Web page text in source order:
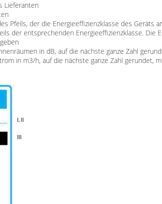
Lieferanten
Pfeils, der die Energieeffizienzklasse des Geräts
der entsprechenden Energieeffizienzklasse. Die
in dB, auf die nächste ganze Zahl
in m3/h, auf die nächste ganze Zahl gerundet,